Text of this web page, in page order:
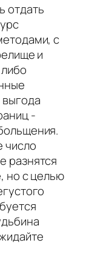
отдать
с
и
-
число
разнятся
но с целью